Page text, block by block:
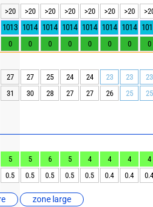
zone large
>20 >20 >20 >20 >20 >20 >20
1013 1014 1014 1014 1014 1014 1014
0 0 0 0 0 0 0 0
27 27 25 24 24 23 23
23
31
30 28 27 27 26 25 25
5 5 6 5 4 4 4
4
0.5
0.5 0.5 0.5 0.5 0.4 0.4 0.4